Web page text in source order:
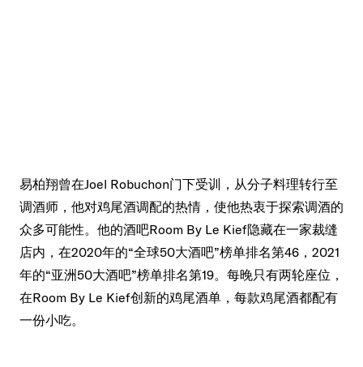
易柏翔曾在Joel Robuchon门下受训，从分子料理转行至
调酒师，他对鸡尾酒调配的热情，使他热衷于探索调酒的
众多可能性。他的酒吧Room By Le Kief隐藏在一家裁缝
店内，在2020年的“全球50大酒吧”榜单排名第46，2021
年的“亚洲50大酒吧”榜单排名第19。每晚只有两轮座位，
在Room By Le Kief创新的鸡尾酒单，每款鸡尾酒都配有
一份小吃。